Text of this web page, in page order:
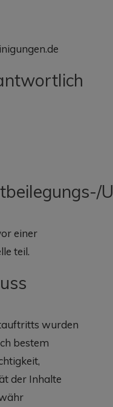
einer
teil.
wurden
bestem
der Inhalte